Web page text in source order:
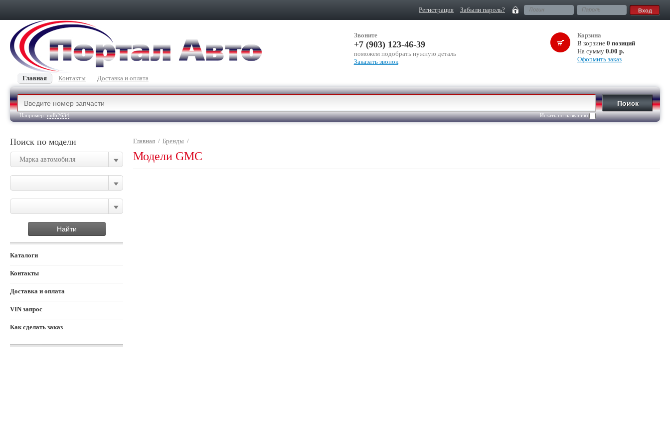
Регистрация Забыли пароль?
Корзина
В корзине 0 позиций
На сумму 0.00 р.
Оформить заказ
Звоните
+7 (903) 123-46-39
поможем подобрать нужную деталь
Заказать звонок
Главная Контакты Доставка и оплата
Например:mdb2634 Искать по названию
Поиск по модели
Марка автомобиля
Каталоги
Контакты
Доставка и оплата
VIN запрос
Как сделать заказ
Главная / Бренды /
Модели GMC